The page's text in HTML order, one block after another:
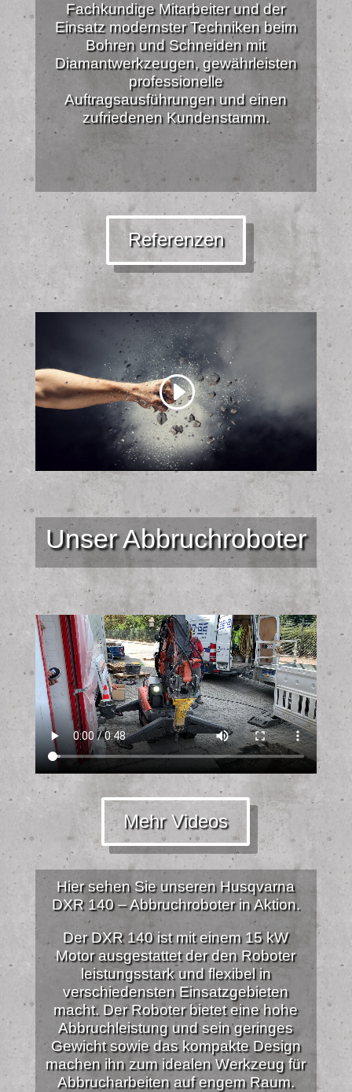
Fachkundige Mitarbeiter und der
Einsatz modernster Techniken beim
Bohren und Schneiden mit
Diamantwerkzeugen, gewährleisten
professionelle
Auftragsausführungen und einen
zufriedenen Kundenstamm.
Referenzen
Unser Abbruchroboter
Mehr Videos
Hier sehen Sie unseren Husqvarna
DXR 140 – Abbruchroboter in Aktion.
Der DXR 140 ist mit einem 15 kW
Motor ausgestattet der den Roboter
leistungsstark und flexibel in
verschiedensten Einsatzgebieten
macht. Der Roboter bietet eine hohe
Abbruchleistung und sein geringes
Gewicht sowie das kompakte Design
machen ihn zum idealen Werkzeug für
Abbrucharbeiten auf engem Raum.